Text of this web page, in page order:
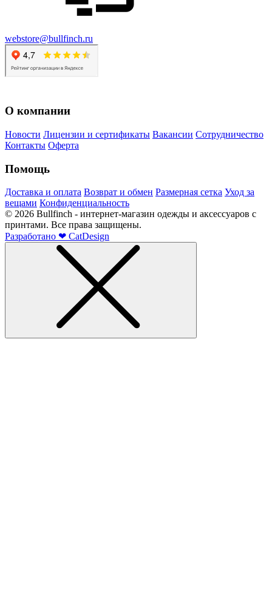
webstore@bullfinch.ru
О компании
Новости Лицензии и сертификаты Вакансии Сотрудничество
Контакты Оферта
Помощь
Доставка и оплата Возврат и обмен Размерная сетка Уход за
вещами Конфиденциальность
© 2026 Bullfinch - интернет-магазин одежды и аксессуаров с
принтами. Все права защищены.
Разработано ❤ CatDesign